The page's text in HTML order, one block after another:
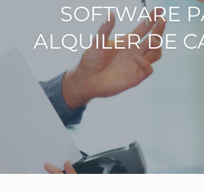
SOFTWARE
ALQUILER DE